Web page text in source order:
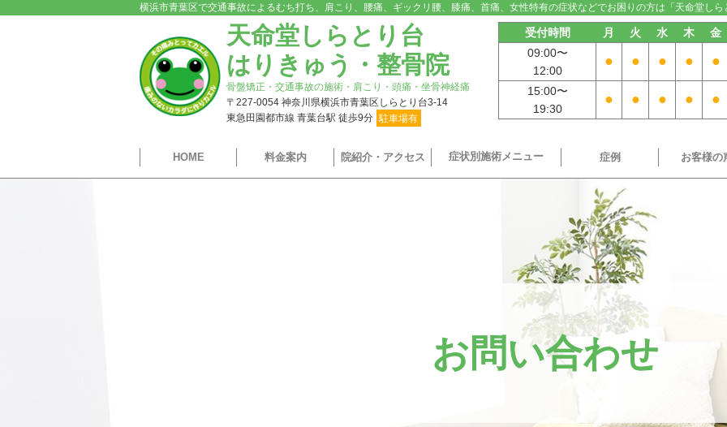
横浜市青葉区で交通事故によるむち打ち、肩こり、腰痛、ギックリ腰、膝痛、首痛、女性特有の症状などでお困りの方は「天命堂しら
天命堂しらとり台
はりきゅう・整骨院
骨盤矯正・交通事故の施術・肩こり・頭痛・坐骨神経痛
〒227-0054 神奈川県横浜市青葉区しらとり台3-14
東急田園都市線 青葉台駅 徒歩9分 駐車場有
受付時間 月 火 水 木 金
09:00〜
12:00
● ● ● ● ●
15:00〜
19:30
● ● ● ● ●
HOME 料金案内 院紹介・アクセス 症状別施術メニュー 症例 お客様の
お問い合わせ